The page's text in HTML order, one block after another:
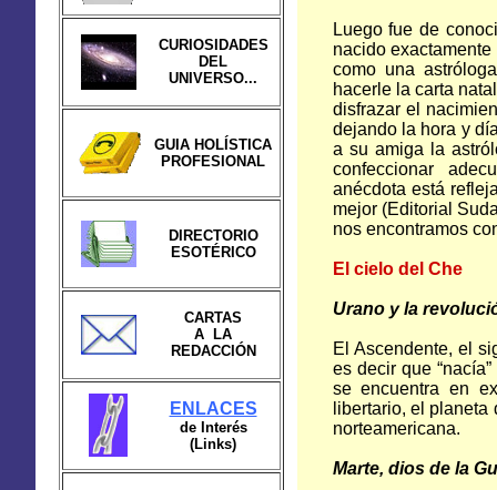
CURIOSIDADES
DEL
UNIVERSO...
GUIA HOLÍSTICA
PROFESIONAL
DIRECTORIO
ESOTÉRICO
CARTAS
A LA
REDACCIÓN
ENLACES
de Interés
(Links)
Luego fue de
nacido
como una
hacerle la carta
disfrazar el
dejando la hora y
a su amiga la
confeccionar
anécdota está
mejor (Editorial
nos encontramos
El cielo del Che
Urano y la
El Ascendente, el
es decir que
se encuentra en
libertario, el
norteamericana.
Marte, dios de la